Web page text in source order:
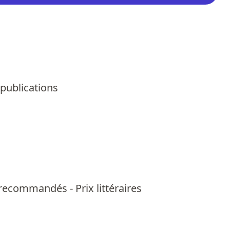
- Prix littéraires